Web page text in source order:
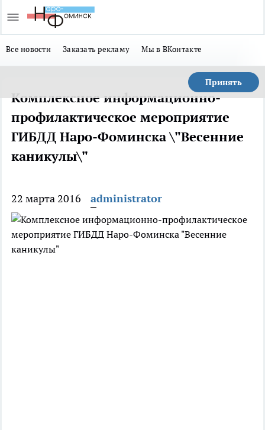
Все новости Заказать рекламу Мы в ВКонтакте
Принять
Комплексное информационно-
профилактическое мероприятие
ГИБДД Наро-Фоминска \"Весенние
каникулы\"
22 марта 2016 administrator